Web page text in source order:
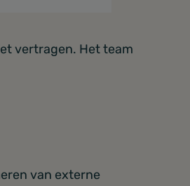
vertragen. Het team
van externe